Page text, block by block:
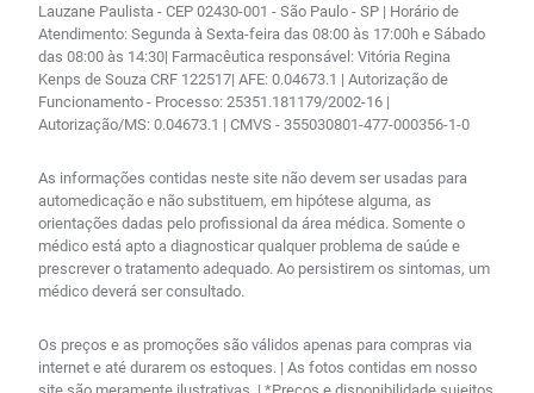
Lauzane Paulista - CEP 02430-001 - São Paulo - SP | Horário de
Atendimento: Segunda à Sexta-feira das 08:00 às 17:00h e Sábado
das 08:00 às 14:30| Farmacêutica responsável: Vitória Regina
Kenps de Souza CRF 122517| AFE: 0.04673.1 | Autorização de
Funcionamento - Processo: 25351.181179/2002-16 |
Autorização/MS: 0.04673.1 | CMVS - 355030801-477-000356-1-0
As informações contidas neste site não devem ser usadas para
automedicação e não substituem, em hipótese alguma, as
orientações dadas pelo profissional da área médica. Somente o
médico está apto a diagnosticar qualquer problema de saúde e
prescrever o tratamento adequado. Ao persistirem os sintomas, um
médico deverá ser consultado.
Os preços e as promoções são válidos apenas para compras via
internet e até durarem os estoques. | As fotos contidas em nosso